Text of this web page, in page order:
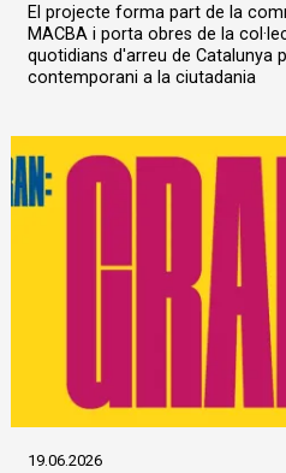
El projecte forma part de la
MACBA i porta obres de la
quotidians d'arreu de Catalunya
contemporani a la ciutadania
19.06.2026